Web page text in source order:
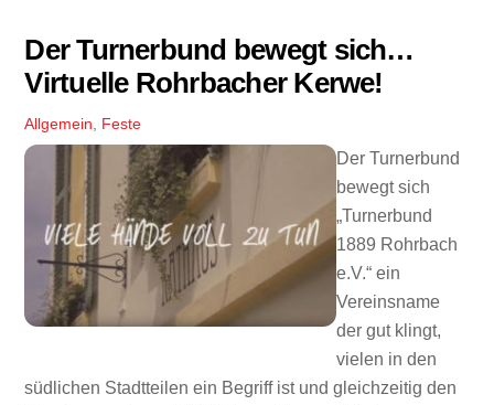
Der Turnerbund bewegt sich…
Virtuelle Rohrbacher Kerwe!
Allgemein Feste
Der Turnerbund
bewegt sich
„Turnerbund
1889 Rohrbach
e.V.“ ein
Vereinsname
der gut klingt,
vielen in den
südlichen Stadtteilen ein Begriff ist und gleichzeitig den